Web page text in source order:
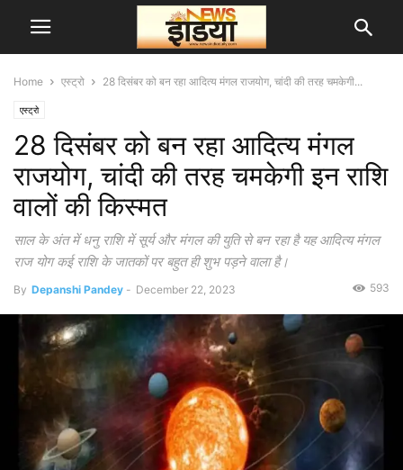
Home एस्ट्रो 28 दिसंबर को बन रहा आदित्य मंगल राजयोग, चांदी की तरह चमकेगी...
एस्ट्रो
28 दिसंबर को बन रहा आदित्य मंगल
राजयोग, चांदी की तरह चमकेगी इन राशि
वालों की किस्मत
साल के अंत में धनु राशि में सूर्य और मंगल की युति से बन रहा है यह आदित्य मंगल
राज योग कई राशि के जातकों पर बहुत ही शुभ पड़ने वाला है।
By Depanshi Pandey - December 22, 2023 593